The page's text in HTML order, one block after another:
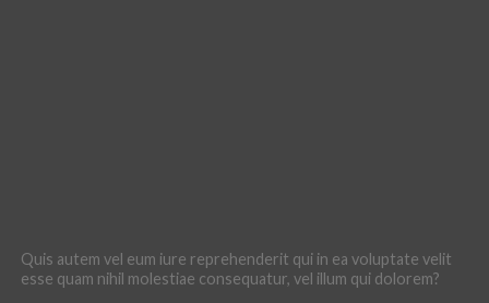
Quis autem vel eum iure reprehenderit qui in ea voluptate velit
esse quam nihil molestiae consequatur, vel illum qui dolorem?